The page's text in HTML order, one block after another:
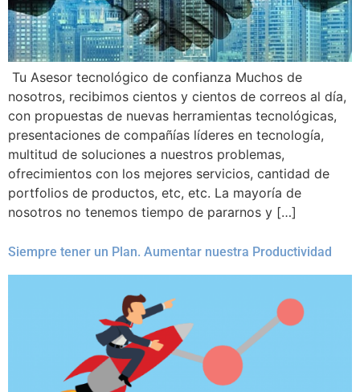
Tu Asesor tecnológico de confianza Muchos de
nosotros, recibimos cientos y cientos de correos al día,
con propuestas de nuevas herramientas tecnológicas,
presentaciones de compañías líderes en tecnología,
multitud de soluciones a nuestros problemas,
ofrecimientos con los mejores servicios, cantidad de
portfolios de productos, etc, etc. La mayoría de
nosotros no tenemos tiempo de pararnos y […]
Siempre tener un Plan. Aumentar nuestra Productividad